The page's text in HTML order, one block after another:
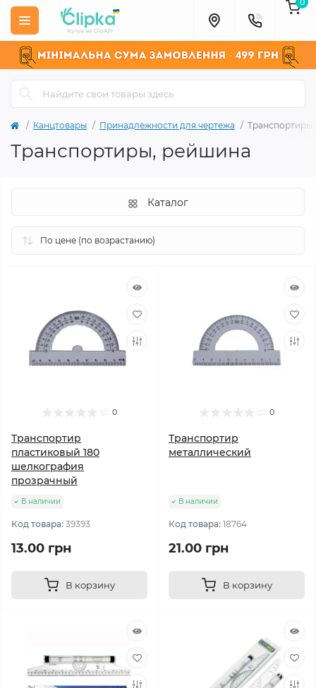
Канцтовары Принадлежности для чертежа
Транспортиры, рейшина
Каталог
0
Транспортир
пластиковый 180
шелкография
прозрачный
В наличии
Код товара: 39393
13.00 грн
В корзину
0
Транспортир
металлический
В наличии
Код товара: 18764
21.00 грн
В корзину